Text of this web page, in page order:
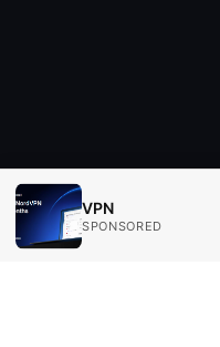
VPN
SPONSORED